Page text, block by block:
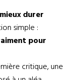
durer
simple :
pour
critique, une